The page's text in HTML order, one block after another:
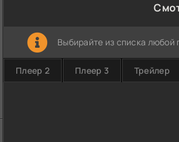
Выбирайте из списка любой
Плеер 2 Плеер 3 Трейлер